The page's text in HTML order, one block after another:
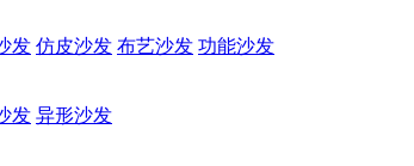
发 仿皮沙发 布艺沙发 功能沙发
发 异形沙发